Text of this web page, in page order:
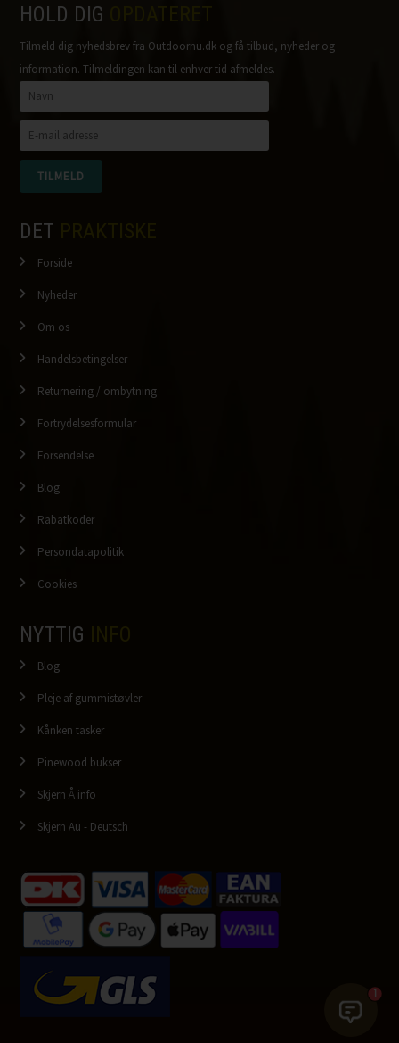
HOLD DIG
Tilmeld dig nyhedsbrev fra Outdoornu.dk og få tilbud, nyheder og
information. Tilmeldingen kan til enhver tid afmeldes.
DET
Forside
Nyheder
Om os
Handelsbetingelser
Returnering / ombytning
Fortrydelsesformular
Forsendelse
Blog
Rabatkoder
Persondatapolitik
Cookies
NYTTIG
Blog
Pleje af gummistøvler
Kånken tasker
Pinewood bukser
Skjern Å info
Skjern Au - Deutsch
1